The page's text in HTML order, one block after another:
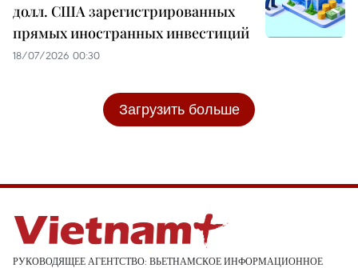
долл. США зарегистрированных
прямых иностранных инвестиций
18/07/2026 00:30
Загрузить больше
РУКОВОДЯЩЕЕ АГЕНТСТВО: ВЬЕТНАМСКОЕ ИНФОРМАЦИОННОЕ